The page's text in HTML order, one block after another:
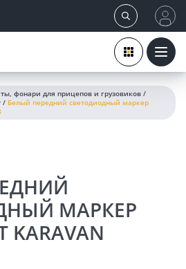
фонари для прицепов и грузовиков /
/ Белый передний светодиодный маркер
МАРКЕР